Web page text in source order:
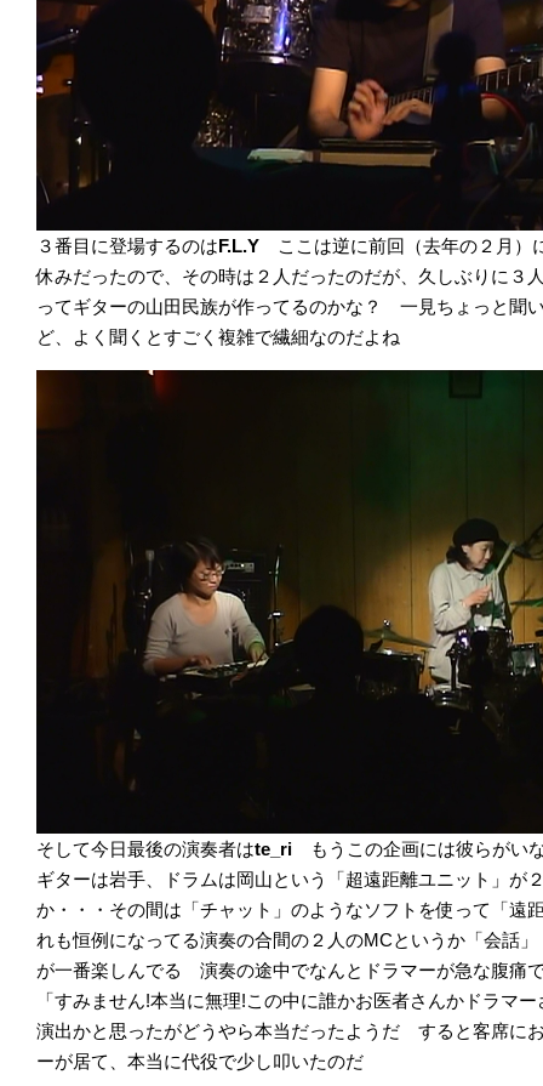
３番目に登場するのはF.L.Y
ここは逆に前回（去年の２月）
休みだったので、その時は２人だったのだが、久しぶりに
ってギターの山田民族が作ってるのかな？ 一見ちょっと聞
ど、よく聞くとすごく複雑で繊細なのだよね
そして今日最後の演奏者はte_ri
もうこの企画には彼らが
ギターは岩手、ドラムは岡山という「超遠距離ユニット」が
か・・・その間は「チャット」のようなソフトを使って「
れも恒例になってる演奏の合間の２人のMCというか「会話
が一番楽しんでる 演奏の途中でなんとドラマーが急な腹痛
「すみません!本当に無理!この中に誰かお医者さんかドラマ
演出かと思ったがどうやら本当だったようだ すると客席に
ーが居て、本当に代役で少し叩いたのだ